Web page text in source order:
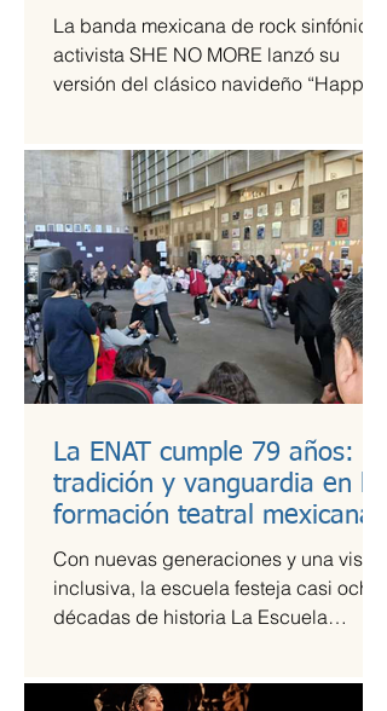
llamado a la empatía en
tiempos de guerra
La banda mexicana de rock sinfónico
activista SHE NO MORE lanzó su
versión del clásico navideño “Happy
transforma el himno pacifista en un
arreglo metal sinfónico que mantiene
su esencia esperanzadora, pero con la
potencia característica del grupo.
La ENAT cumple 79 años:
tradición y vanguardia en la
formación teatral mexicana
Con nuevas generaciones y una visión
inclusiva, la escuela festeja casi ocho
décadas de historia La Escuela